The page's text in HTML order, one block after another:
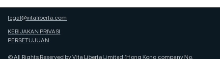
legal@vitaliberta.com
KEBIJAKAN PRIVASI
PERSETUJUAN
© All Rights Reserved by Vita Liberta Limited (Hong Kong company No.